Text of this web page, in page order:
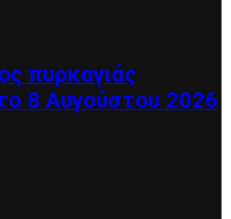
πυρκαγιάς
8 Αυγούστου 2026